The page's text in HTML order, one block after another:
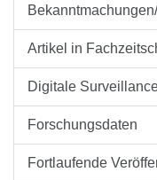
Artikel in
Digitale
Forschungsdaten
Fortlaufende